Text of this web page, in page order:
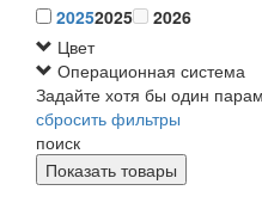
20252025
2026
Цвет
Операционная система
Задайте хотя бы один
сбросить фильтры
поиск